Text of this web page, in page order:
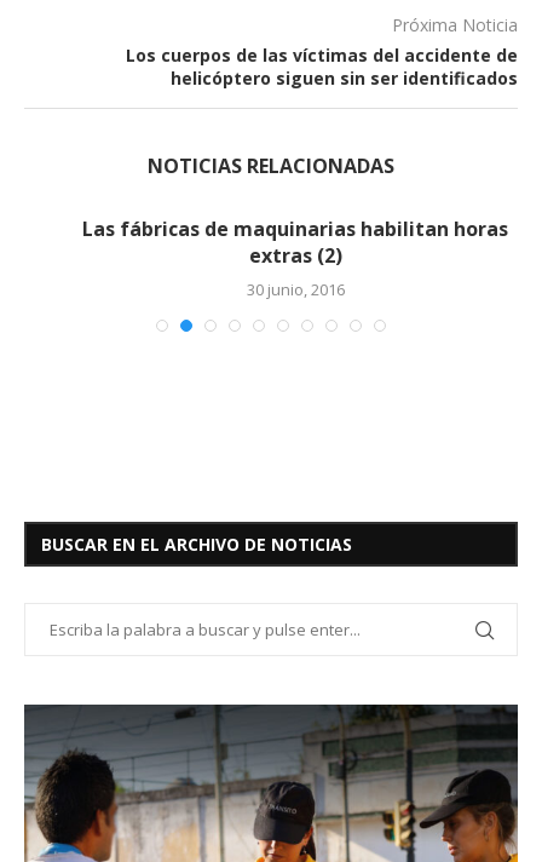
Próxima Noticia
Los cuerpos de las víctimas del accidente de
helicóptero siguen sin ser identificados
NOTICIAS RELACIONADAS
Las fábricas de maquinarias habilitan horas
extras (2)
30 junio, 2016
BUSCAR EN EL ARCHIVO DE NOTICIAS